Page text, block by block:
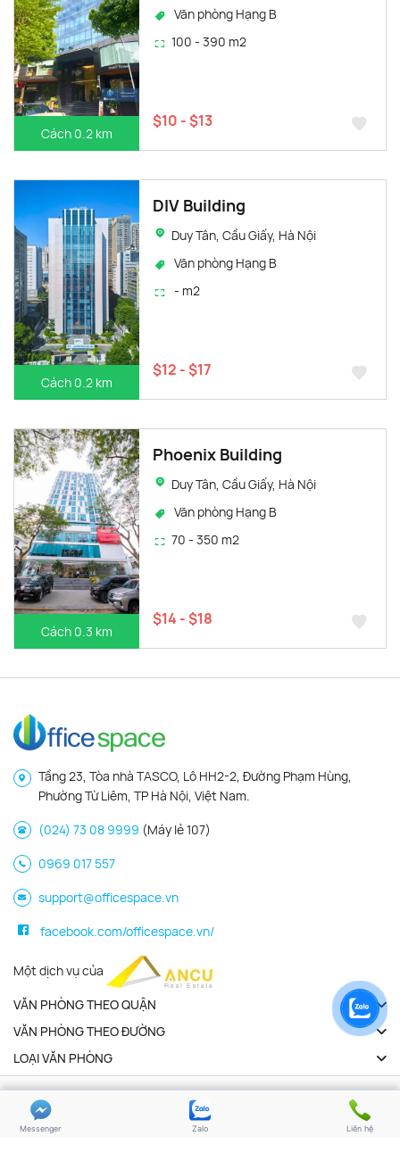
Cách 0.2 km
Văn phòng Hạng B
100 - 390 m2
$10 - $13
Cách 0.2 km
DIV Building
Duy Tân, Cầu Giấy, Hà Nội
Văn phòng Hạng B
- m2
$12 - $17
Cách 0.3 km
Phoenix Building
Duy Tân, Cầu Giấy, Hà Nội
Văn phòng Hạng B
70 - 350 m2
$14 - $18
Tầng 23, Tòa nhà TASCO, Lô HH2-2, Đường Phạm Hùng,
Phường Từ Liêm, TP Hà Nội, Việt Nam.
(024) 73 08 9999 (Máy lẻ 107)
0969 017 557
support@officespace.vn
facebook.com/officespace.vn/
Một dịch vụ của
VĂN PHÒNG THEO QUẬN
VĂN PHÒNG THEO ĐƯỜNG
LOẠI VĂN PHÒNG
Copyright 2026 | Officespace.vn. All Rights Reserved
Chính sách bảo mật
Điều khoản sử dụng
Messenger Zalo Liên hệ